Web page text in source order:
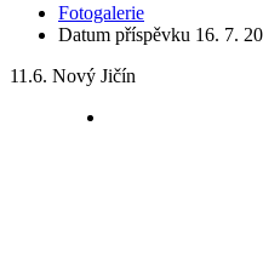
Fotogalerie
Datum příspěvku 16. 7.
11.6. Nový Jičín